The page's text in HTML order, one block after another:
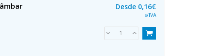
Desde 0,16€
s/IVA